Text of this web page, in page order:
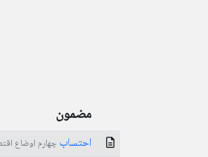
مضمون
احتساب چهارم اوضاع